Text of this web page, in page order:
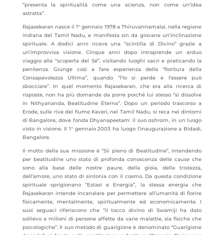
“presenta la spiritualità come una scienza, non come un’idea
astratta”.
Rajasekaran nasce il 1° gennaio 1978 a Thiruvannamalai, nella regione
indiana del Tamil Nadu, e manifesta sin da giovane un’inclinazione
spirituale. A dodici anni riceve una “scintilla di Divino” grazie a
un’improvvisa visione. Cinque anni dopo intraprende un arduo
viaggio alla “scoperta del Sé”, visitando luoghi sacri e praticando la
penitenza. Giunge così a fare esperienza della “fioritura della
Consapevolezza Ultima”, quando “l’Io si perde e l’essere può
sbocciare”. In quel momento Rajasekaran, che era alla ricerca di
risposte, non ha più domande da porre poiché lui stesso “si dissolve
in Nithyananda, Beatitudine Eterna”. Dopo un periodo trascorso a
Erode, sulle rive del fiume Kaveri, nel Tamil Nadu, si reca nei dintorni
di Bangalore, dove fonda Dhyanapeetam: il suoashram, in un luogo
visto in visione. Il 1° gennaio 2003 ha luogo l’inaugurazione a Bidadi,
Bangalore.
Il motto della sua missione è “Sii pieno di Beatitudine”, intendendo
per beatitudine uno stato di profonda conoscenza delle cause che
sono alla base delle nostre paure, della gioia, della tristezza,
dell’amore, uno stato di sintonia con il cosmo. Da questa condizione
spirituale sprigionano “Estasi e Energia”, la stessa energia che
Rajasekaran intende incanalare per permettere all’umanità di fiorire
fisicamente, mentalmente, spiritualmente ed economicamente. I
suoi seguaci riferiscono che “il tocco divino di Swamiji ha dato
sollievo a milioni di persone affette da varie malattie, sia fisiche che
psicologiche”. Il suo metodo di guarigione è denominato “Guarigione